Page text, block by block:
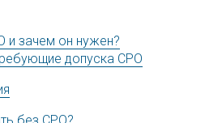
и зачем он нужен?
допуска СРО